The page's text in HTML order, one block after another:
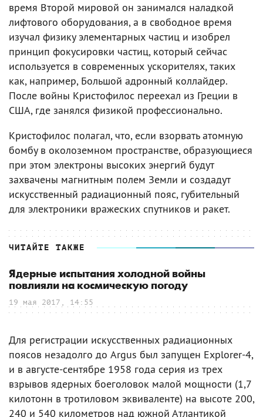
время Второй мировой он занимался наладкой
лифтового оборудования, а в свободное время
изучал физику элементарных частиц и изобрел
принцип фокусировки частиц, который сейчас
используется в современных ускорителях, таких
как, например, Большой адронный коллайдер.
После войны Кристофилос переехал из Греции в
США, где занялся физикой профессионально.
Кристофилос полагал, что, если взорвать атомную
бомбу в околоземном пространстве, образующиеся
при этом электроны высоких энергий будут
захвачены магнитным полем Земли и создадут
искусственный радиационный пояс, губительный
для электроники вражеских спутников и ракет.
ЧИТАЙТЕ ТАКЖЕ
Ядерные испытания холодной войны
повлияли на космическую погоду
19 мая 2017, 14:55
Для регистрации искусственных радиационных
поясов незадолго до Argus был запущен Explorer-4,
и в августе-сентябре 1958 года серия из трех
взрывов ядерных боеголовок малой мощности (1,7
килотонн в тротиловом эквиваленте) на высоте 200,
240 и 540 километров над южной Атлантикой